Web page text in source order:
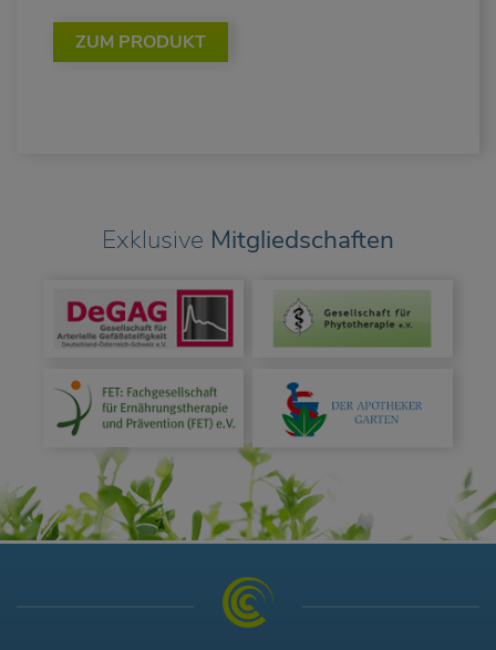
ZUM PRODUKT
Exklusive Mitgliedschaften